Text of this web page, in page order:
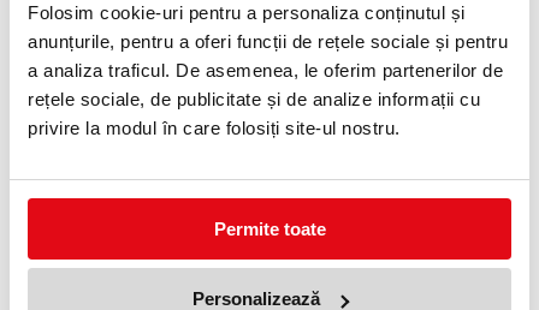
Folosim cookie-uri pentru a personaliza conținutul și
anunțurile, pentru a oferi funcții de rețele sociale și pentru
a analiza traficul. De asemenea, le oferim partenerilor de
rețele sociale, de publicitate și de analize informații cu
privire la modul în care folosiți site-ul nostru.
Permite toate
Personalizează
-15 mm lungimea piciorului
- Capse zincate din metal puternic pentru cea mai bună
performanţă.
- Margini ascuțite pentru o mai bună penetrare
Dimensiuni: 72 x 20 x 77 mm
Capacitatea de capsare: 120 coli
Greutate: 0,13 kg
ACCESORII